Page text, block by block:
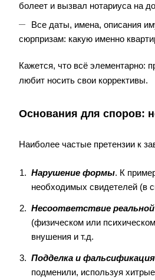
болеет и вызвал нотариуса на
Все даты, имена, описания
сюрпризам: какую именно
Кажется, что всё элементарно:
любит носить свои коррективы.
Основания для споров:
Наиболее частые претензии к
Нарушение формы. К
необходимых свидетелей (в
Несоответствие
(физическом или
внушения и т.д.
Подделка и фальсификация
подменили, используя